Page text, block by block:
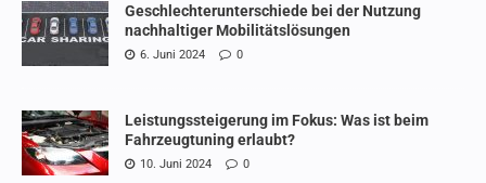
Geschlechterunterschiede bei der Nutzung
nachhaltiger Mobilitätslösungen
6. Juni 2024 0
Leistungssteigerung im Fokus: Was ist beim
Fahrzeugtuning erlaubt?
10. Juni 2024 0